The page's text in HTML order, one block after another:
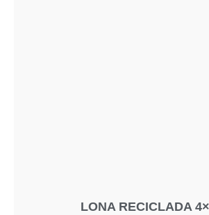
LONA RECICLADA